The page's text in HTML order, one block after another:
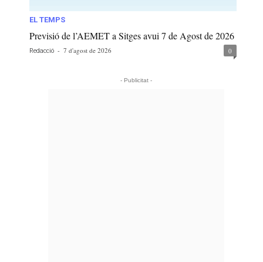
EL TEMPS
Previsió de l’AEMET a Sitges avui 7 de Agost de 2026
Redacció - 7 d'agost de 2026 0
- Publicitat -